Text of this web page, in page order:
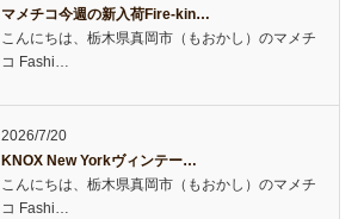
マメチコ今週の新入荷Fire-kin…
こんにちは、栃木県真岡市（もおかし）のマメチ
コ Fashi…
2026/7/20
KNOX New Yorkヴィンテー…
こんにちは、栃木県真岡市（もおかし）のマメチ
コ Fashi…